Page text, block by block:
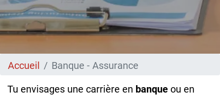
Accueil
Banque - Assurance
Tu envisages une carrière en banque ou en